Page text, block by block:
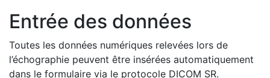
Entrée des données
Toutes les données numériques relevées lors de
l’échographie peuvent être insérées automatiquement
dans le formulaire via le protocole DICOM SR.